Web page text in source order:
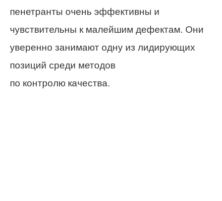
пенетранты очень эффективны и
чувствительны к малейшим дефектам. Они
уверенно занимают одну из лидирующих
позиций среди методов
по контролю качества.